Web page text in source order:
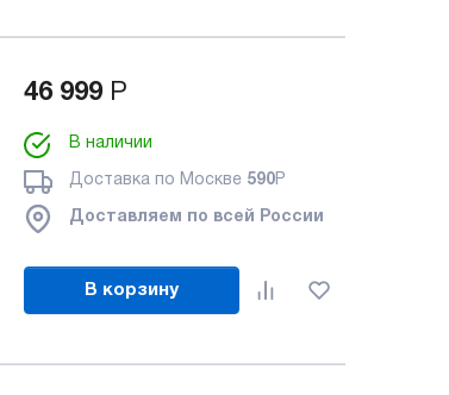
46 999 Р
В наличии
Доставка по Москве 590Р
Доставляем по всей России
В корзину